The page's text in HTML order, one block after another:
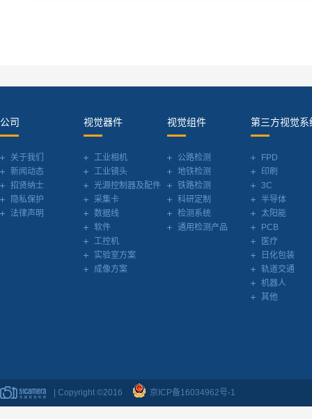
公司
关于我们
新闻动态
招贤纳士
隐私保护
法律声明
视觉器件
工业相机
工业镜头
光源控制器及配件
采集卡
数据线
软件
工控机
实验室方案
成像方案
视觉组件
公路检测
地铁检测
铁路检测
科研定制
检测系统
通用检测产品
第三方视觉系
FPD
印刷
3C
半导体
太阳能
PCB
医疗
日化包装
轨道交通
机器人
其他
| Copyright ©2016 京ICP备16034962号-1